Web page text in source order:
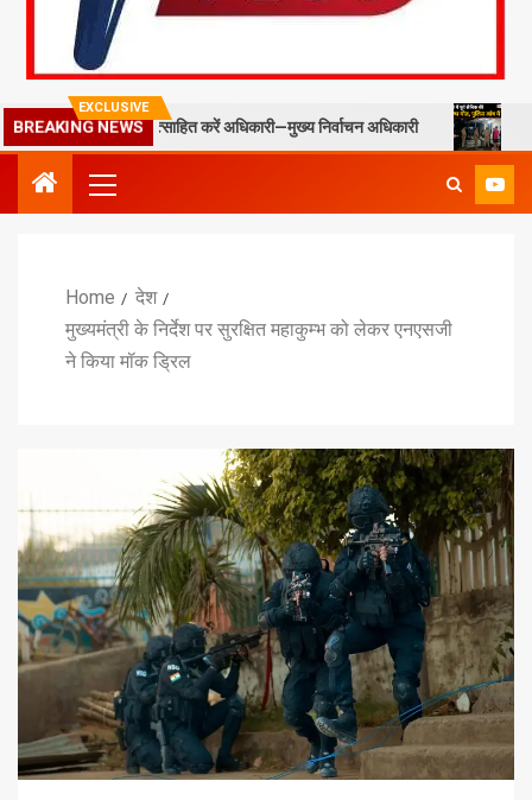
EXCLUSIVE
BREAKING NEWS
को प्रोत्साहित करें अधिकारी—मुख्य निर्वाचन अधिकारी मसूरी में पूर्व
Home
देश
मुख्यमंत्री के निर्देश पर सुरक्षित महाकुम्भ को लेकर एनएसजी
ने किया मॉक ड्रिल